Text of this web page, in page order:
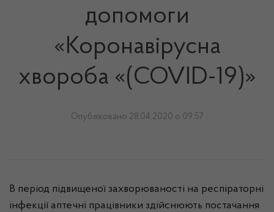
допомоги
«Коронавірусна
хвороба «(COVID-19)»
Опубліковано 28.04.2020 о 09:57
В період підвищеної захворюваності на респіраторні
інфекції аптечні працівники здійснюють постачання